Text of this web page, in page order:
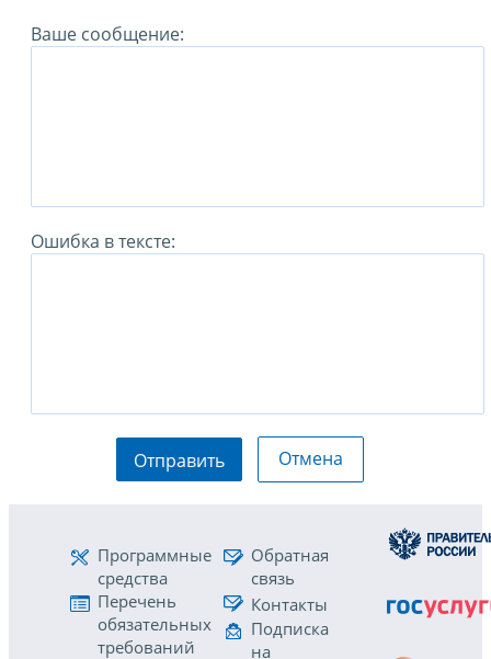
Ваше сообщение:
Ошибка в тексте:
Отправить Отмена
Программные
средства
Перечень
обязательных
требований
Обратная
связь
Контакты
Подписка
на